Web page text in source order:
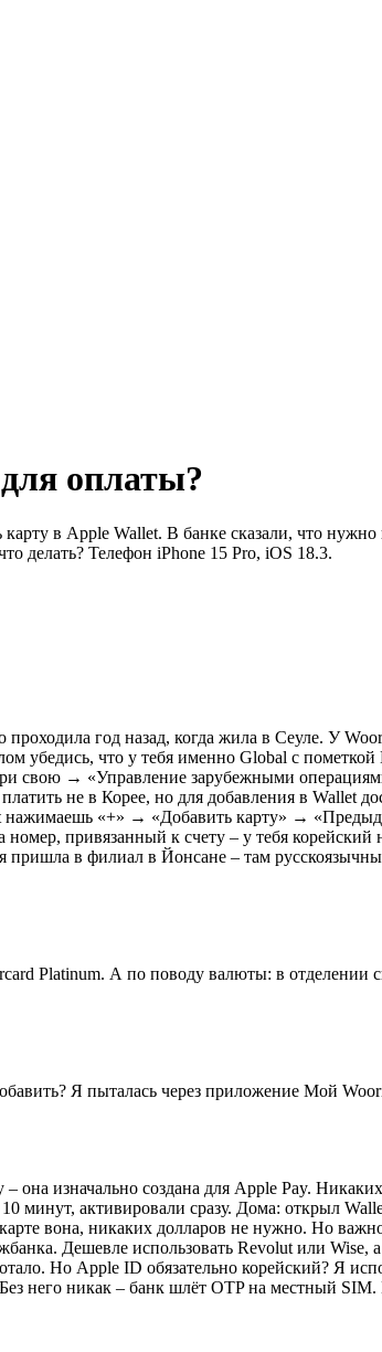
оплаты?
в Apple Wallet. В банке сказали, что
делать? Телефон iPhone 15 Pro, iOS 18.3.
год назад, когда жила в Сеуле. У
убедись, что у тебя именно Global с
свою → «Управление зарубежными
не в Корее, но для добавления в Wallet
«+» → «Добавить карту» →
привязанный к счету – у тебя корейский
в филиал в Йонсане – там
Platinum. А по поводу валюты: в отделении
Я пыталась через приложение Мой
изначально создана для Apple Pay.
минут, активировали сразу. Дома: открыл
вона, никаких долларов не нужно. Но
Дешевле использовать Revolut или Wise,
Но Apple ID обязательно корейский? Я
него никак – банк шлёт OTP на местный